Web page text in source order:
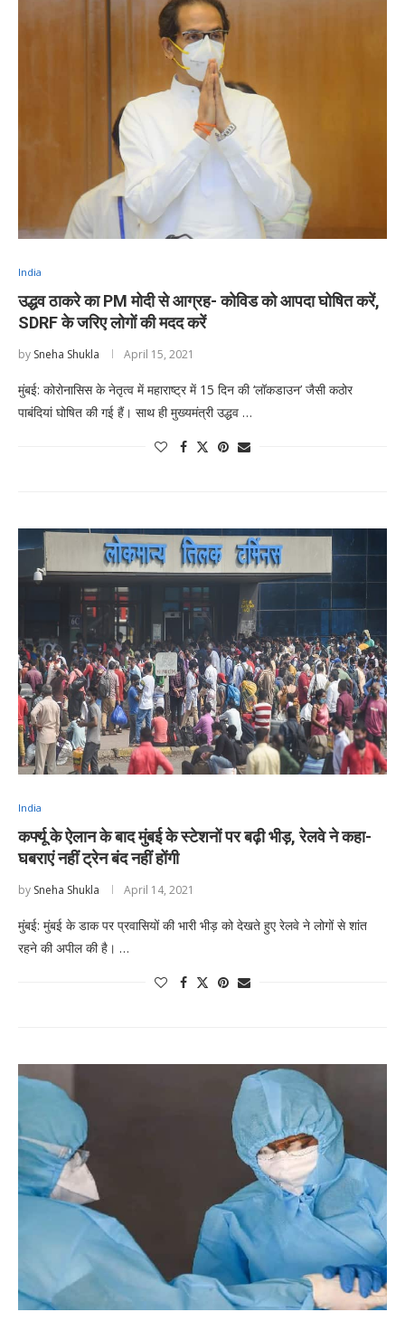
India
उद्धव ठाकरे का PM मोदी से आग्रह- कोविड को आपदा घोषित करें,
SDRF के जरिए लोगों की मदद करें
by Sneha Shukla April 15, 2021
मुंबई: कोरोनासिस के नेतृत्व में महाराष्ट्र में 15 दिन की ‘लॉकडाउन’ जैसी कठोर
पाबंदियां घोषित की गई हैं। साथ ही मुख्यमंत्री उद्धव …
India
कर्फ्यू के ऐलान के बाद मुंबई के स्टेशनों पर बढ़ी भीड़, रेलवे ने कहा-
घबराएं नहीं ट्रेन बंद नहीं होंगी
by Sneha Shukla April 14, 2021
मुंबई: मुंबई के डाक पर प्रवासियों की भारी भीड़ को देखते हुए रेलवे ने लोगों से शांत
रहने की अपील की है। …